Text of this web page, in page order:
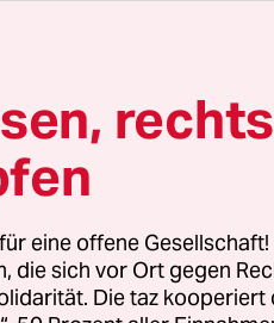
Air-Berlin-Flug
über 150
Sommermonate zu
ungewiss.
sind jetzt von diesen
rechts
eine offene
die sich vor Ort gegen
Die taz kooperiert